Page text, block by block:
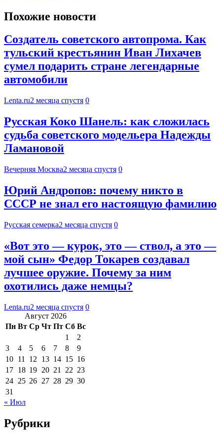
Похожие новости
Создатель советского автопрома. Как
тульский крестьянин Иван Лихачев
сумел подарить стране легендарные
автомобили
Lenta.ru2 месяца спустя 0
Русская Коко Шанель: как сложилась
судьба советского модельера Надежды
Ламановой
Вечерняя Москва2 месяца спустя 0
Юрий Андропов: почему никто в
СССР не знал его настоящую фамилию
Русская семерка2 месяца спустя 0
«Вот это — курок, это — ствол, а это —
мой сын» Федор Токарев создавал
лучшее оружие. Почему за ним
охотились даже немцы?
Lenta.ru2 месяца спустя 0
Август 2026
Пн Вт Ср Чт Пт Сб Вс
1
2
3
4 5 6 7 8
9
10 11 12 13 14 15 16
17 18 19 20 21 22 23
24 25 26 27 28 29 30
31
« Июл
Рубрики